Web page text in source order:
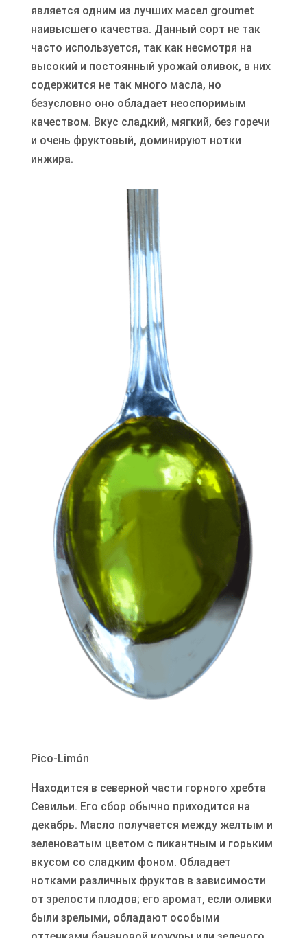
является одним из лучших масел groumet
наивысшего качества. Данный сорт не так
часто используется, так как несмотря на
высокий и постоянный урожай оливок, в них
содержится не так много масла, но
безусловно оно обладает неоспоримым
качеством. Вкус сладкий, мягкий, без горечи
и очень фруктовый, доминируют нотки
инжира.
Pico-Limón
Находится в северной части горного хребта
Севильи. Его сбор обычно приходится на
декабрь. Масло получается между желтым и
зеленоватым цветом с пикантным и горьким
вкусом со сладким фоном. Обладает
нотками различных фруктов в зависимости
от зрелости плодов; его аромат, если оливки
были зрелыми, обладают особыми